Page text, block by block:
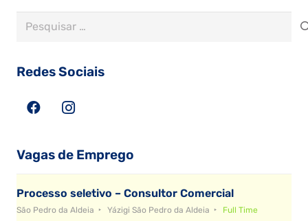
Pesquisar
Redes Sociais
Vagas de Emprego
Processo seletivo – Consultor Comercial
São Pedro da Aldeia Yázigi São Pedro da Aldeia Full Time